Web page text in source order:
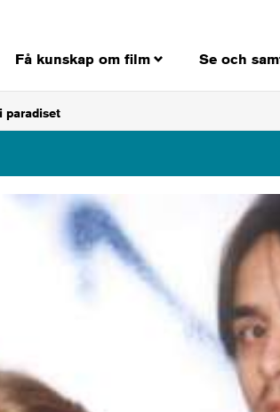
Få kunskap om film Se och
paradiset